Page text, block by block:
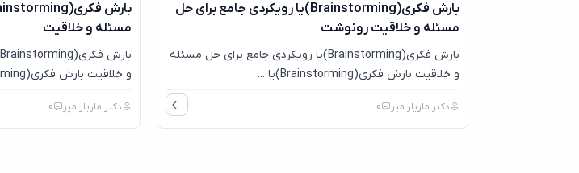
بارش فکری(Brainstorming)یا رویکردی جامع برای حل
مسئله و خلاقیت رونوشت
بارش فکری(Brainstorming)یا رویکردی جامع برای حل مسئله
و خلاقیت بارش فکری(Brainstorming)یا ...
دکتر مازیار میر 0
مسئله و خلاقیت
و خلاقیت بارش فکری(Brainstorming)یا ...
دکتر مازیار میر 0